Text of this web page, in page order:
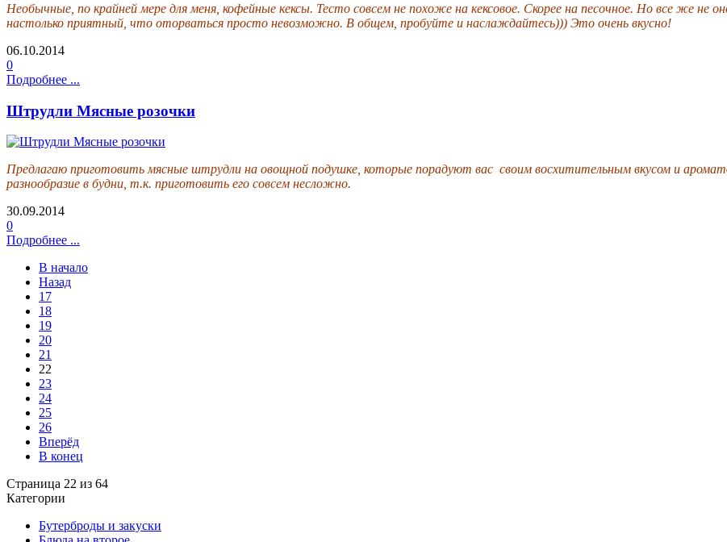
Необычные, по крайней мере для меня, кофейные кексы. Тесто совсем не похоже на кексовое. Скорее на песочное. Но все же
настолько приятный, что оторваться просто невозможно. В общем, пробуйте и наслаждайтесь))) Это очень вкусно!
06.10.2014
0
Подробнее ...
Штрудли Мясные розочки
Предлагаю приготовить мясные штрудли на овощной подушке, которые порадуют вас своим восхитительным вкусом и
разнообразие в будни, т.к. приготовить его совсем несложно.
30.09.2014
0
Подробнее ...
В начало
Назад
17
18
19
20
21
22
23
24
25
26
Вперёд
В конец
Страница 22 из 64
Категории
Бутерброды и закуски